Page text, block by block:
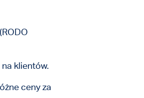
klientów.
ceny za